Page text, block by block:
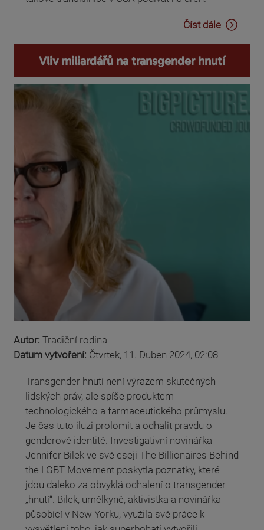
Číst dále
Vliv miliardářů na transgender hnutí
Autor: Tradiční rodina
Datum vytvoření: Čtvrtek, 11. Duben 2024, 02:08
Transgender hnutí není výrazem skutečných
lidských práv, ale spíše produktem
technologického a farmaceutického průmyslu.
Je čas tuto iluzi prolomit a odhalit pravdu o
genderové identitě. Investigativní novinářka
Jennifer Bilek ve své eseji The Billionaires Behind
the LGBT Movement poskytla poznatky, které
jdou daleko za obvyklá odhalení o transgender
„hnutí“. Bilek, umělkyně, aktivistka a novinářka
působící v New Yorku, využila své práce k